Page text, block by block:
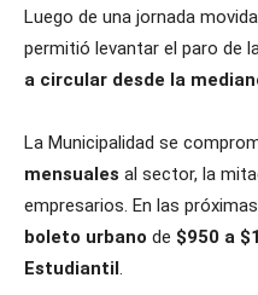
Luego de una jornada
permitió levantar el paro de
a circular desde la
La Municipalidad se
mensuales al sector, la
empresarios. En las
boleto urbano de $950 a
Estudiantil.